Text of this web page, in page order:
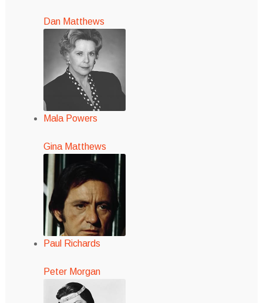
Dan Matthews
Mala Powers
Gina Matthews
Paul Richards
Peter Morgan